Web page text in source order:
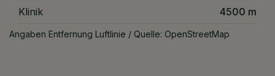
Klinik
4500 m
Angaben Entfernung Luftlinie / Quelle: OpenStreetMap